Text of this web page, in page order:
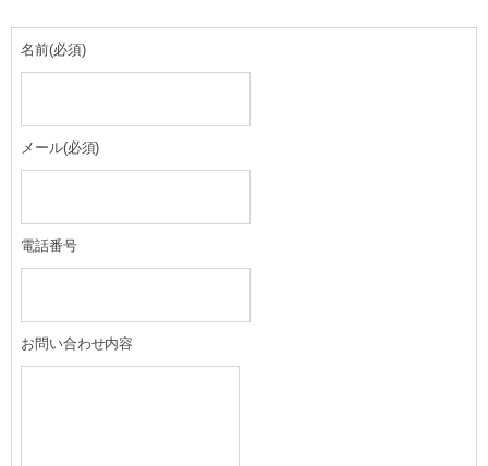
名前(必須)
メール(必須)
電話番号
お問い合わせ内容